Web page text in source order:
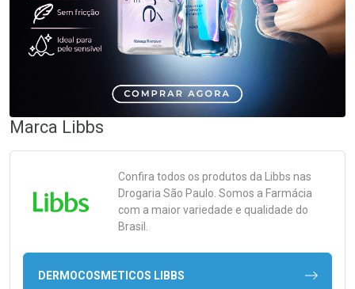
Marca Libbs
Confira todos os produtos da Libbs nas
Drogaria São Paulo. Somos a Farmácia
com a maior variedade e qualidade do
Brasil.
DERMOCOSMETICOS LIBBS